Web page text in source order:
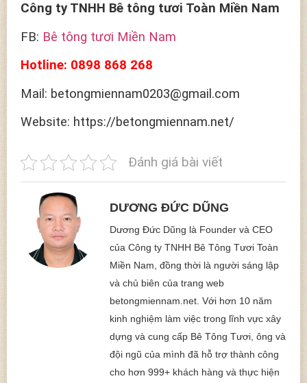
Công ty TNHH Bê tông tươi Toàn Miền Nam
FB: Bê tông tươi Miền Nam
Hotline: 0898 868 268
Mail: betongmiennam0203@gmail.com
Website: https://betongmiennam.net/
Đánh giá bài viết
DƯƠNG ĐỨC DŨNG
Dương Đức Dũng là Founder và CEO
của Công ty TNHH Bê Tông Tươi Toàn
Miền Nam, đồng thời là người sáng lập
và chủ biên của trang web
betongmiennam.net. Với hơn 10 năm
kinh nghiệm làm việc trong lĩnh vực xây
dựng và cung cấp Bê Tông Tươi, ông và
đội ngũ của mình đã hỗ trợ thành công
cho hơn 999+ khách hàng và thực hiện